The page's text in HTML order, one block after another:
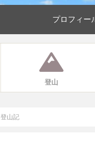
プロフィー
登山
登山記